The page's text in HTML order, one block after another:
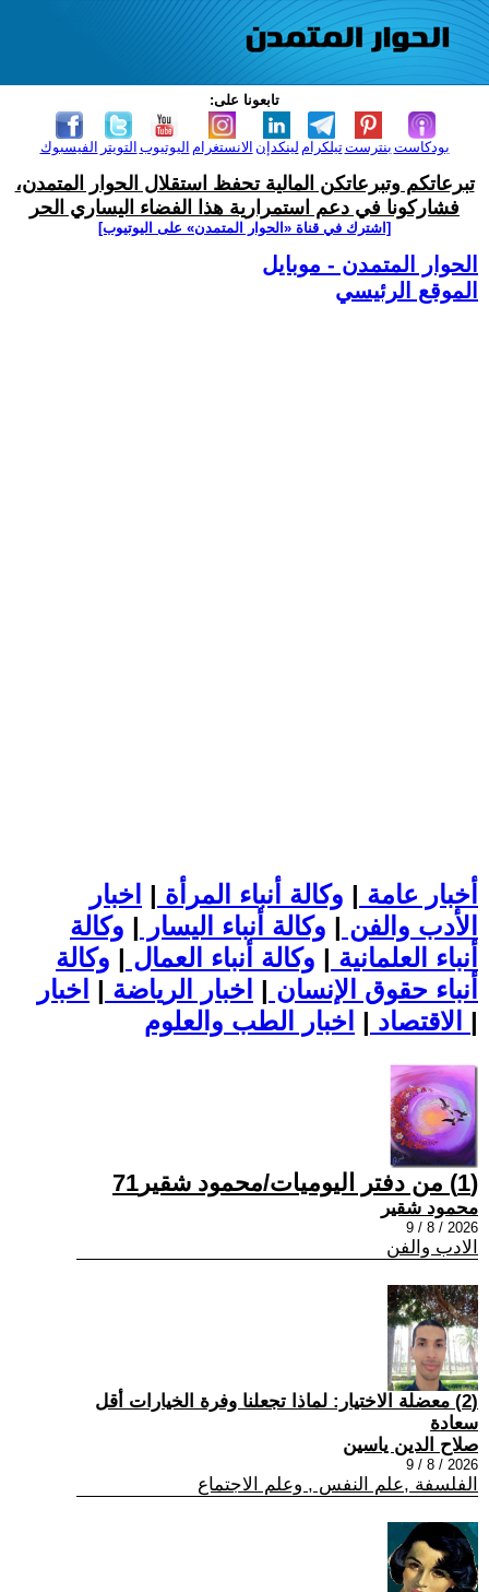
تابعونا على:
الفيسبوك التويتر اليوتيوب الانستغرام لينكدإن تيلكرامبنترست بودكاست
تبرعاتكم وتبرعاتكن المالية تحفظ استقلال الحوار المتمدن،
فشاركونا في دعم استمرارية هذا الفضاء اليساري الحر
[اشترك في قناة ‫«الحوار المتمدن» على اليوتيوب]
الحوار المتمدن - موبايل
الموقع الرئيسي
أخبار عامة | وكالة أنباء المرأة | اخبار
الأدب والفن | وكالة أنباء اليسار | وكالة
أنباء العلمانية | وكالة أنباء العمال | وكالة
أنباء حقوق الإنسان | اخبار الرياضة | اخبار
الاقتصاد | |
(1) من دفتر اليوميات/محمود شقير71
محمود شقير
2026 / 8 / 9
الادب والفن
(2) معضلة الاختيار: لماذا تجعلنا وفرة الخيارات أقل
سعادة
صلاح الدين ياسين
2026 / 8 / 9
الفلسفة ,علم النفس , وعلم الاجتماع